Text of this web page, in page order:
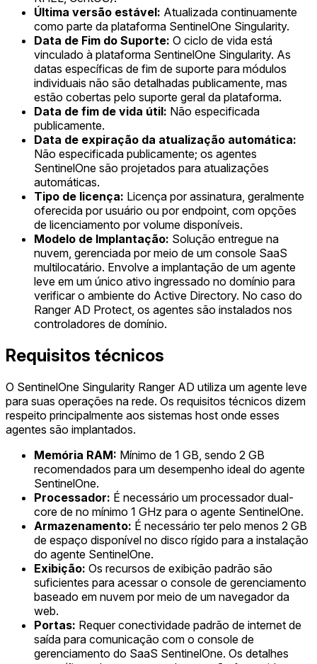
Última versão estável: Atualizada continuamente
como parte da plataforma SentinelOne Singularity.
Data de Fim do Suporte: O ciclo de vida está
vinculado à plataforma SentinelOne Singularity. As
datas específicas de fim de suporte para módulos
individuais não são detalhadas publicamente, mas
estão cobertas pelo suporte geral da plataforma.
Data de fim de vida útil: Não especificada
publicamente.
Data de expiração da atualização automática:
Não especificada publicamente; os agentes
SentinelOne são projetados para atualizações
automáticas.
Tipo de licença: Licença por assinatura, geralmente
oferecida por usuário ou por endpoint, com opções
de licenciamento por volume disponíveis.
Modelo de Implantação: Solução entregue na
nuvem, gerenciada por meio de um console SaaS
multilocatário. Envolve a implantação de um agente
leve em um único ativo ingressado no domínio para
verificar o ambiente do Active Directory. No caso do
Ranger AD Protect, os agentes são instalados nos
controladores de domínio.
Requisitos técnicos
O SentinelOne Singularity Ranger AD utiliza um agente leve
para suas operações na rede. Os requisitos técnicos dizem
respeito principalmente aos sistemas host onde esses
agentes são implantados.
Memória RAM: Mínimo de 1 GB, sendo 2 GB
recomendados para um desempenho ideal do agente
SentinelOne.
Processador: É necessário um processador dual-
core de no mínimo 1 GHz para o agente SentinelOne.
Armazenamento: É necessário ter pelo menos 2 GB
de espaço disponível no disco rígido para a instalação
do agente SentinelOne.
Exibição: Os recursos de exibição padrão são
suficientes para acessar o console de gerenciamento
baseado em nuvem por meio de um navegador da
web.
Portas: Requer conectividade padrão de internet de
saída para comunicação com o console de
gerenciamento do SaaS SentinelOne. Os detalhes